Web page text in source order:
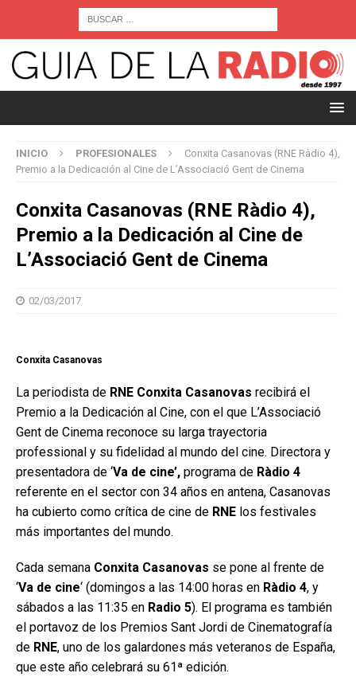
INICIO PROFESIONALES
Conxita Casanovas (RNE Ràdio 4),
Premio a la Dedicación al Cine de L’Associació Gent de Cinema
Conxita Casanovas (RNE Ràdio 4),
Premio a la Dedicación al Cine de
L’Associació Gent de Cinema
02/03/2017
Conxita Casanovas
La periodista de RNE Conxita Casanovas recibirá el
Premio a la Dedicación al Cine, con el que L’Associació
Gent de Cinema reconoce su larga trayectoria
professional y su fidelidad al mundo del cine. Directora y
presentadora de ‘Va de cine’, programa de Ràdio 4
referente en el sector con 34 años en antena, Casanovas
ha cubierto como crítica de cine de RNE los festivales
más importantes del mundo.
Cada semana Conxita Casanovas se pone al frente de
‘Va de cine‘ (domingos a las 14:00 horas en Ràdio 4, y
sábados a las 11:35 en Radio 5). El programa es también
el portavoz de los Premios Sant Jordi de Cinematografía
de RNE, uno de los galardones más veteranos de España,
que este año celebrará su 61ª edición.